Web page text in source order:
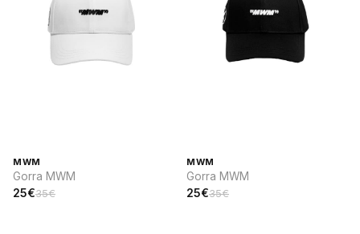
MWM
Gorra MWM
25€35€
MWM
Gorra MWM
25€35€